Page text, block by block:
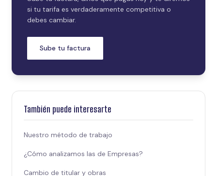
si tu tarifa es verdaderamente competitiva o
debes cambiar.
Sube tu factura
También puede interesarte
Nuestro método de trabajo
¿Cómo analizamos las de Empresas?
Cambio de titular y obras